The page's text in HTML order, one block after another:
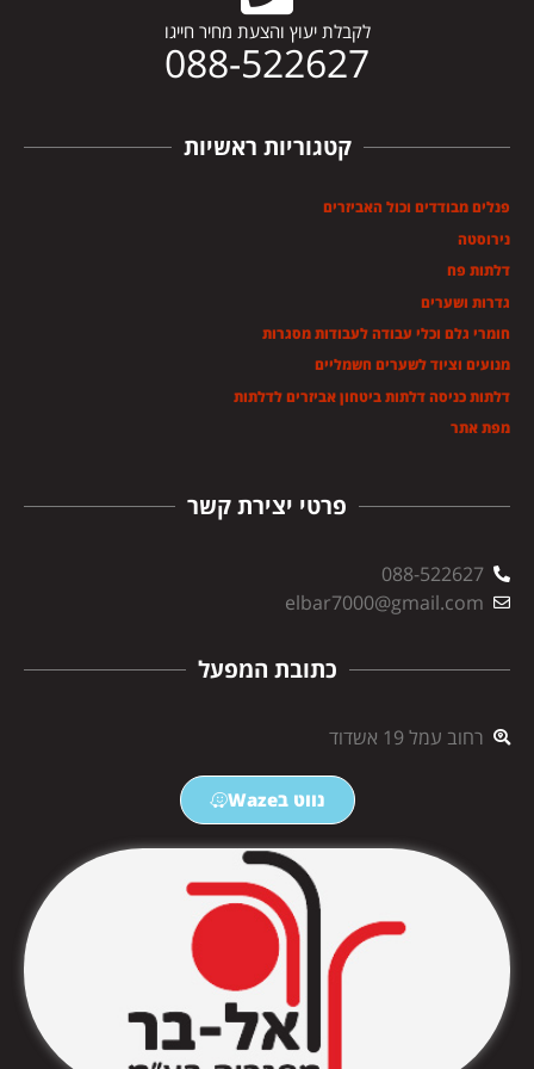
לקבלת יעוץ והצעת מחיר חייגו
088-522627
פרטי יצירת קשר
088-522627
elbar7000@gmail.com
כתובת המפעל
רחוב עמל 19 אשדוד
נווט בWaze
קטגוריות ראשיות
פנלים מבודדים וכול האביזרים
נירוסטה
דלתות פח
גדרות ושערים
חומרי גלם וכלי עבודה לעבודות מסגרות
מנועים וציוד לשערים חשמליים
דלתות כניסה דלתות ביטחון אביזרים לדלתות
מפת אתר